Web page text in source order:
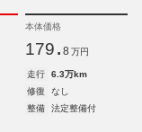
本体価格
179. 8 万円
走行
6.3万km
修復
なし
整備
法定整備付